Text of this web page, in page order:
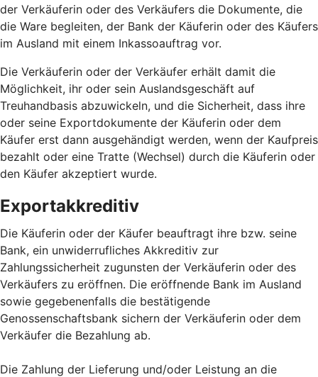
der Verkäuferin oder des Verkäufers die Dokumente, die
die Ware begleiten, der Bank der Käuferin oder des Käufers
im Ausland mit einem Inkassoauftrag vor.
Die Verkäuferin oder der Verkäufer erhält damit die
Möglichkeit, ihr oder sein Auslandsgeschäft auf
Treuhandbasis abzuwickeln, und die Sicherheit, dass ihre
oder seine Exportdokumente der Käuferin oder dem
Käufer erst dann ausgehändigt werden, wenn der Kaufpreis
bezahlt oder eine Tratte (Wechsel) durch die Käuferin oder
den Käufer akzeptiert wurde.
Exportakkreditiv
Die Käuferin oder der Käufer beauftragt ihre bzw. seine
Bank, ein unwiderrufliches Akkreditiv zur
Zahlungssicherheit zugunsten der Verkäuferin oder des
Verkäufers zu eröffnen. Die eröffnende Bank im Ausland
sowie gegebenenfalls die bestätigende
Genossenschaftsbank sichern der Verkäuferin oder dem
Verkäufer die Bezahlung ab.
Die Zahlung der Lieferung und/oder Leistung an die